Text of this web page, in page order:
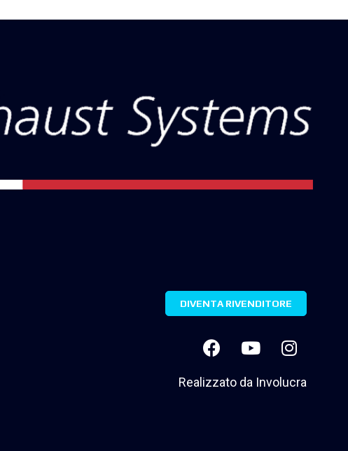
DIVENTA RIVENDITORE
Realizzato da Involucra